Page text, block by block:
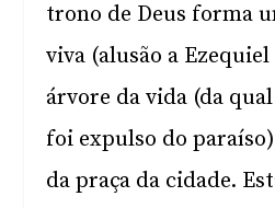
trono de Deus forma
viva (alusão a
árvore da vida (da
foi expulso do
da praça da cidade.